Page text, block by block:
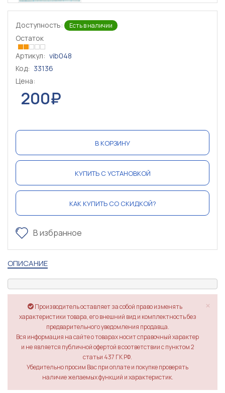
Доступность: Есть в наличии
Остаток
Артикул: vib048
Код: 33136
Цена:
200₽
В КОРЗИНУ
КУПИТЬ С УСТАНОВКОЙ
КАК КУПИТЬ СО СКИДКОЙ?
В избранное
ОПИСАНИЕ
×
Производитель оставляет за собой право изменять
характеристики товара, его внешний вид и комплектность без
предварительного уведомления продавца.
Вся информация на сайте о товарах носит справочный характер
и не является публичной офертой в соответствии с пунктом 2
статьи 437 ГК РФ.
Убедительно просим Вас при оплате и покупке проверять
наличие желаемых функций и характеристик.